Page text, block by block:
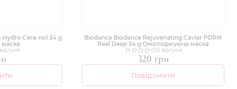
Hydro Cera-nol 34 g
маска
Biodance Biodance Rejuvenating Caviar PDRN
Real Deep 34 g Омолоджуюча маска
0 відгуків
320 грн
Повідомити